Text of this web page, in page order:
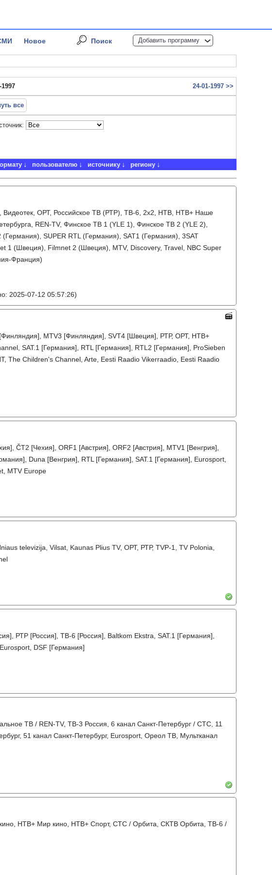
Новое Поиск Добавить программу
1997 24-01-1997 >>
все
пользователю источнику региону
Видеотек, ОРТ, Российское ТВ (РТР), ТВ-6, 2x2, НТВ, НТВ+ Наше
REN-TV, Финское ТВ 1 (YLE 1), Финское ТВ 2 (YLE 2),
SUPER RTL (Германия), SAT1 (Германия), 3SAT
1 (Швеция), Filmnet 2 (Швеция), MTV, Discovery, Travel, NBC Super
Франция)
2025-07-12 05:57:26)
MTV3 [Финляндия], SVT4 [Швеция], РТР, ОРТ, НТВ+
SAT.1 [Германия], RTL [Германия], RTL2 [Германия], ProSieben
The Children's Channel, Arte, Eesti Raadio Vikerraadio, Eesti Raadio
ČT2 [Чехия], ORF1 [Австрия], ORF2 [Австрия], MTV1 [Венгрия],
Duna [Венгрия], RTL [Германия], SAT.1 [Германия], Eurosport,
MTV Europe
televizija, Vilsat, Kaunas Plius TV, ОРТ, РТР, TVP-1, TV Polonia,
РТР [Россия], ТВ-6 [Россия], Baltkom Ekstra, SAT.1 [Германия],
DSF [Германия]
ТВ / REN-TV, ТВ-3 Россия, 6 канал Санкт-Петербург / СТС, 11
51 канал Санкт-Петербург, Eurosport, Ореол ТВ, Мультканал
НТВ+ Мир кино, НТВ+ Спорт, СТС / Орбита, СКТВ Орбита, ТВ-6 /